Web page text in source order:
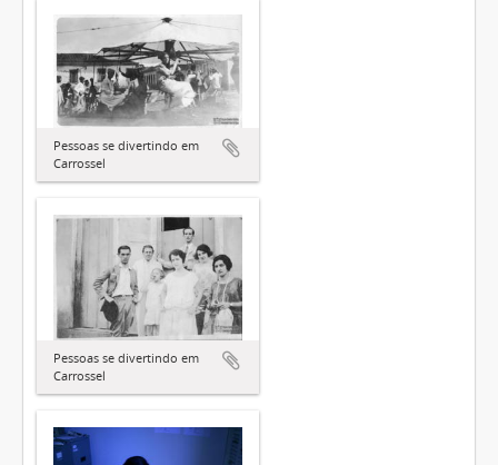
Pessoas se divertindo em
Carrossel
Pessoas se divertindo em
Carrossel